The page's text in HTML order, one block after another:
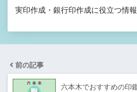
実印作成・銀行印作成に役立つ情
前の記事
六本木でおすすめの印